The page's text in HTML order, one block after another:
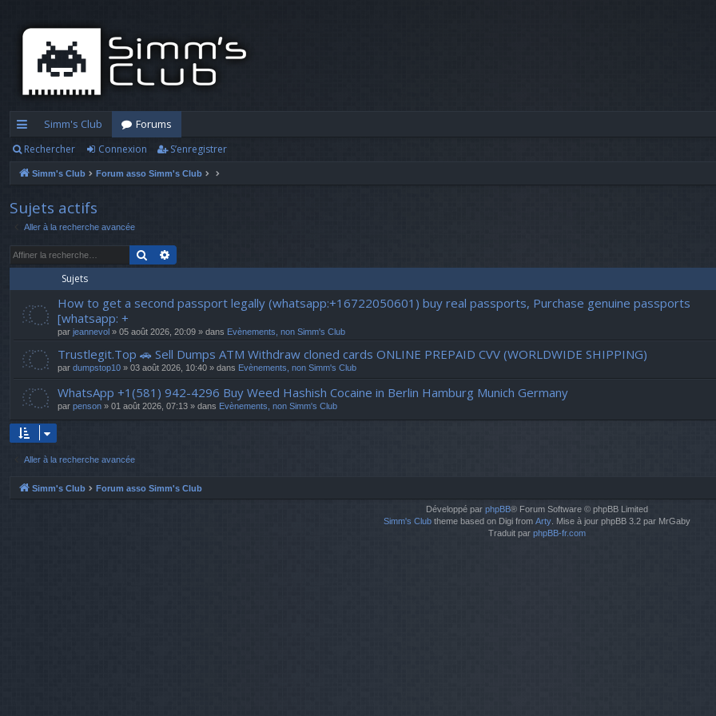
cc
ès
ra
pi
d
Simm's Club
Forums
Rechercher Connexion S’enregistrer
Simm's Club Forum asso Simm's Club
Sujets actifs
Aller à la recherche avancée
Rechercher
Sujets
How to get a second passport legally (whatsapp:+16722050601) buy real passports, Purchase genuine passports
[whatsapp: +
par jeannevol » 05 août 2026, 20:09 » dans Evènements, non Simm's Club
Trustlegit.Top 🚗 Sell Dumps ATM Withdraw cloned cards ONLINE PREPAID CVV (WORLDWIDE SHIPPING)
par dumpstop10 » 03 août 2026, 10:40 » dans Evènements, non Simm's Club
WhatsApp +1(581) 942-4296 Buy Weed Hashish Cocaine in Berlin Hamburg Munich Germany
par penson » 01 août 2026, 07:13 » dans Evènements, non Simm's Club
Aller à la recherche avancée
Simm's Club Forum asso Simm's Club
Développé par phpBB® Forum Software © phpBB Limited
Simm's Club theme based on Digi from Arty. Mise à jour phpBB 3.2 par MrGaby
Traduit par phpBB-fr.com